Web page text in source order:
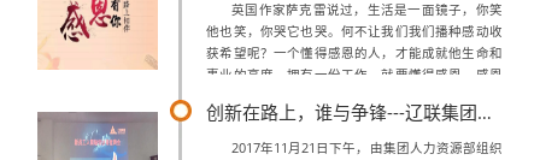
英国作家萨克雷说过，生活是一面镜子，你笑
他也笑，你哭它也哭。何不让我们我们播种感动收
获希望呢？一个懂得感恩的人，才能成就他生命和
事业的高度。拥有一份工作，就要懂得感恩，感恩
一种感恩图报的心情去工作时，你会工作的更...创新在路上，谁与争锋---辽联集团新员工入职培训讲师竞聘会
2017年11月21日下午，由集团人力资源部组织